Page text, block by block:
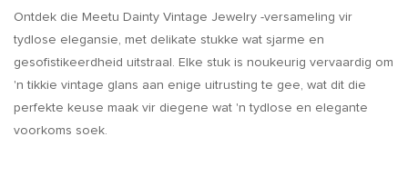
Ontdek die Meetu Dainty Vintage Jewelry -versameling vir
tydlose elegansie, met delikate stukke wat sjarme en
gesofistikeerdheid uitstraal. Elke stuk is noukeurig vervaardig om
'n tikkie vintage glans aan enige uitrusting te gee, wat dit die
perfekte keuse maak vir diegene wat 'n tydlose en elegante
voorkoms soek.